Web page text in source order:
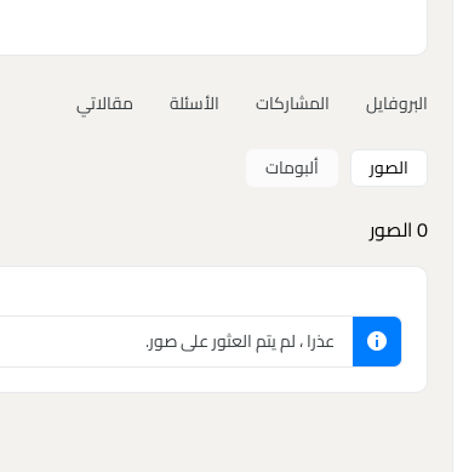
البروفايل المشاركات الأسئلة مقالاتي
الصور ألبومات
0الصور
عذرا ، لم يتم العثور على صور.